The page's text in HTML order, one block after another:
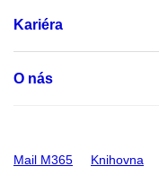
Kariéra
O nás
Mail M365 Knihovna